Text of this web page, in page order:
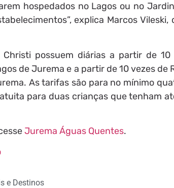
hospedados no Lagos ou no
explica Marcos Vileski,
possuem diárias a partir de 10
de Jurema e a partir de 10 vezes de
As tarifas são para no mínimo
para duas crianças que tenham
Jurema Águas Quentes.
e Destinos